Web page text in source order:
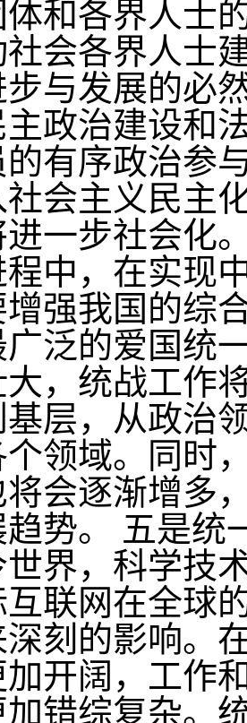
和各界人士
会各界人士
与发展的必
主政治建设和
有序政治参
会主义民主
一步社会化
中，在实现
增强我国的综
泛的爱国统
大，统战工作
层，从政治
领域。同时
会逐渐增多
势。 五是统
界，科学技
联网在全球
刻的影响。
加开阔，工作
加错综复杂。